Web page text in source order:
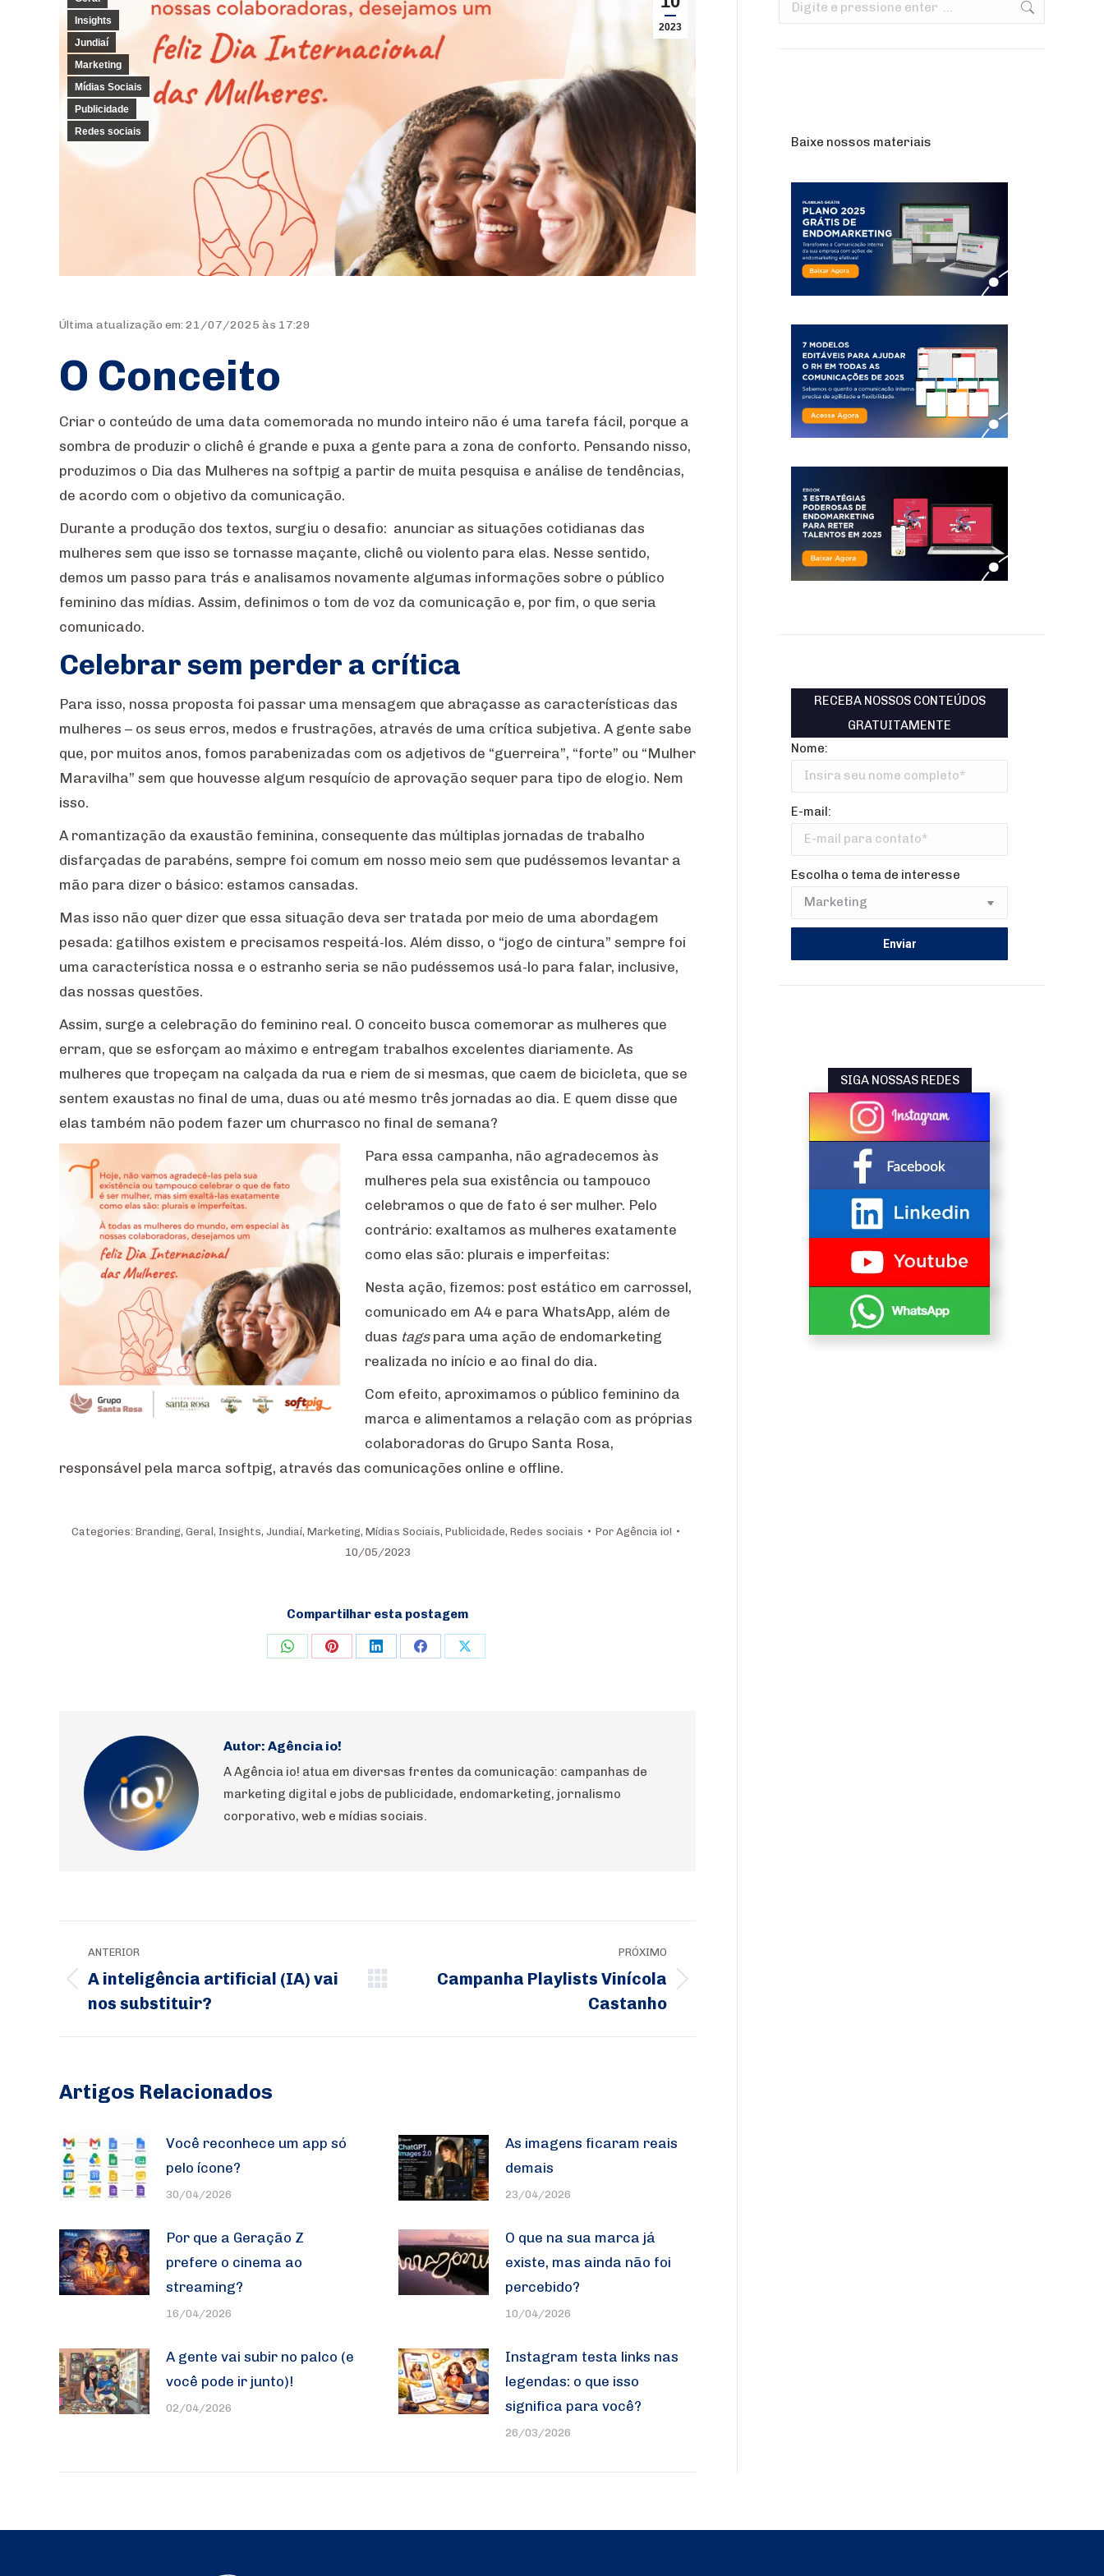
2023
Insights
Jundiaí
Marketing
Mídias Sociais
Publicidade
Redes sociais
Última atualização em: 21/07/2025 às 17:29
O Conceito
Criar o conteúdo de uma data comemorada no mundo inteiro não é uma tarefa fácil, porque a
sombra de produzir o clichê é grande e puxa a gente para a zona de conforto. Pensando nisso,
produzimos o Dia das Mulheres na softpig a partir de muita pesquisa e análise de tendências,
de acordo com o objetivo da comunicação.
Durante a produção dos textos, surgiu o desafio: anunciar as situações cotidianas das
mulheres sem que isso se tornasse maçante, clichê ou violento para elas. Nesse sentido,
demos um passo para trás e analisamos novamente algumas informações sobre o público
feminino das mídias. Assim, definimos o tom de voz da comunicação e, por fim, o que seria
comunicado.
Celebrar sem perder a crítica
Para isso, nossa proposta foi passar uma mensagem que abraçasse as características das
mulheres – os seus erros, medos e frustrações, através de uma crítica subjetiva. A gente sabe
que, por muitos anos, fomos parabenizadas com os adjetivos de “guerreira”, “forte” ou “Mulher
Maravilha” sem que houvesse algum resquício de aprovação sequer para tipo de elogio. Nem
isso.
A romantização da exaustão feminina, consequente das múltiplas jornadas de trabalho
disfarçadas de parabéns, sempre foi comum em nosso meio sem que pudéssemos levantar a
mão para dizer o básico: estamos cansadas.
Mas isso não quer dizer que essa situação deva ser tratada por meio de uma abordagem
pesada: gatilhos existem e precisamos respeitá-los. Além disso, o “jogo de cintura” sempre foi
uma característica nossa e o estranho seria se não pudéssemos usá-lo para falar, inclusive,
das nossas questões.
Assim, surge a celebração do feminino real. O conceito busca comemorar as mulheres que
erram, que se esforçam ao máximo e entregam trabalhos excelentes diariamente. As
mulheres que tropeçam na calçada da rua e riem de si mesmas, que caem de bicicleta, que se
sentem exaustas no final de uma, duas ou até mesmo três jornadas ao dia. E quem disse que
elas também não podem fazer um churrasco no final de semana?
Para essa campanha, não agradecemos às
mulheres pela sua existência ou tampouco
celebramos o que de fato é ser mulher. Pelo
contrário: exaltamos as mulheres exatamente
como elas são: plurais e imperfeitas:
Nesta ação, fizemos: post estático em carrossel,
comunicado em A4 e para WhatsApp, além de
duas tagspara uma ação de endomarketing
realizada no início e ao final do dia.
Com efeito, aproximamos o público feminino da
marca e alimentamos a relação com as próprias
colaboradoras do Grupo Santa Rosa,
responsável pela marca softpig, através das comunicações online e offline.
Categories: Branding, Geral, Insights, Jundiaí, Marketing, Mídias Sociais, Publicidade, Redes sociais Por Agência io!
10/05/2023
Compartilhar esta postagem
Share Share Share Share Share
Autor: Agência io!
A Agência io! atua em diversas frentes da comunicação: campanhas de
marketing digital e jobs de publicidade, endomarketing, jornalismo
corporativo, web e mídias sociais.
de
post:
ANTERIOR
A inteligência artificial (IA) vai
nos substituir?
PRÓXIMO
Campanha Playlists Vinícola
Castanho
Artigos Relacionados
Você reconhece um app só
pelo ícone?
30/04/2026
As imagens ficaram reais
demais
23/04/2026
Por que a Geração Z
prefere o cinema ao
streaming?
16/04/2026
O que na sua marca já
existe, mas ainda não foi
percebido?
10/04/2026
A gente vai subir no palco (e
você pode ir junto)!
02/04/2026
Instagram testa links nas
legendas: o que isso
significa para você?
26/03/2026
Baixe nossos materiais
RECEBA NOSSOS CONTEÚDOS
GRATUITAMENTE
Nome:
E-mail:
Escolha o tema de interesse
SIGA NOSSAS REDES